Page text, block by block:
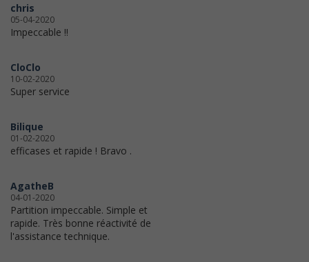
chris
05-04-2020
Impeccable !!
CloClo
10-02-2020
Super service
Bilique
01-02-2020
efficases et rapide ! Bravo .
AgatheB
04-01-2020
Partition impeccable. Simple et
rapide. Très bonne réactivité de
l'assistance technique.